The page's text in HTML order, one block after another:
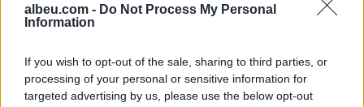
albeu.com - Do Not Process My Personal
Information
If you wish to opt-out of the sale, sharing to third parties, or
processing of your personal or sensitive information for
targeted advertising by us, please use the below opt-out
Tags:
albeu , konsumi , kripa